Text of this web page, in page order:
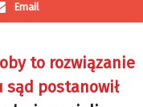
Email
to rozwiązanie
postanowił